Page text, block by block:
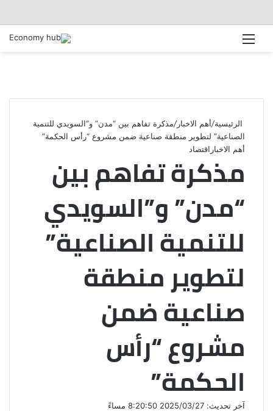
الرئيسية/أهم الاخبار/مذكرة تفاهم بين “مدن” و”السويدي للتنمية
الصناعية” لتطوير منطقة صناعية ضمن مشروع “رأس الحكمة”
أهم الاخبار اقتصاد
مذكرة تفاهم بين
“مدن” و”السويدي
للتنمية الصناعية”
لتطوير منطقة
صناعية ضمن
مشروع “رأس
الحكمة”
آخر تحديث: 2025/03/27 8:20:50 مساءً